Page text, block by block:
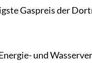
Gaspreis der
und